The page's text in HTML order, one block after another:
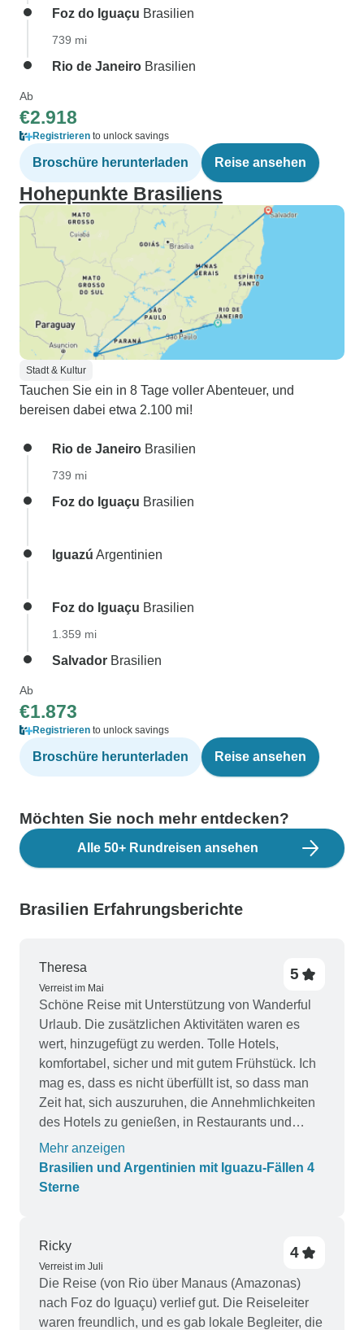
Foz do Iguaçu Brasilien
739 mi
Rio de Janeiro Brasilien
Ab
€2.918
Registrieren to unlock savings
Broschüre herunterladen Reise ansehen
Hohepunkte Brasiliens
Stadt & Kultur
Tauchen Sie ein in 8 Tage voller Abenteuer, und
bereisen dabei etwa 2.100 mi!
Rio de Janeiro Brasilien
739 mi
Foz do Iguaçu Brasilien
Iguazú Argentinien
Foz do Iguaçu Brasilien
1.359 mi
Salvador Brasilien
Ab
€1.873
Registrieren to unlock savings
Broschüre herunterladen Reise ansehen
Möchten Sie noch mehr entdecken?
Alle 50+ Rundreisen ansehen
Brasilien Erfahrungsberichte
Theresa
Verreist im Mai
5
Schöne Reise mit Unterstützung von Wanderful
Urlaub. Die zusätzlichen Aktivitäten waren es
wert, hinzugefügt zu werden. Tolle Hotels,
komfortabel, sicher und mit gutem Frühstück. Ich
mag es, dass es nicht überfüllt ist, so dass man
Zeit hat, sich auszuruhen, die Annehmlichkeiten
des Hotels zu genießen, in Restaurants und
Cafés Ihrer Wahl zu gehen, einzukaufen.
Mehr anzeigen
Brasilien und Argentinien mit Iguazu-Fällen 4
Sterne
Ricky
Verreist im Juli
4
Die Reise (von Rio über Manaus (Amazonas)
nach Foz do Iguaçu) verlief gut. Die Reiseleiter
waren freundlich, und es gab lokale Begleiter, die